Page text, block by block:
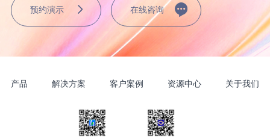
预约演示 在线咨询
产品 解决方案 客户案例 资源中心 关于我们